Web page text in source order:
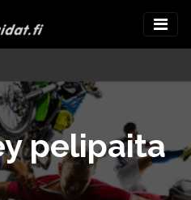
pelipaita